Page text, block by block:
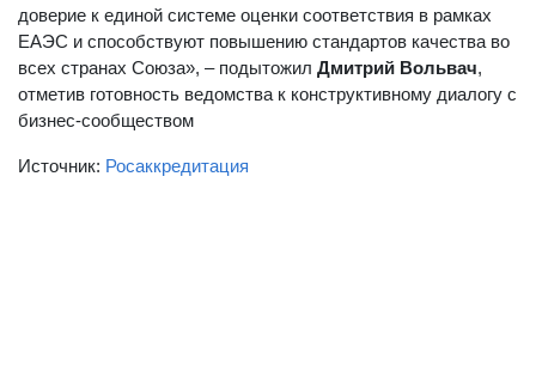
доверие к единой системе оценки соответствия в рамках
ЕАЭС и способствуют повышению стандартов качества во
всех странах Союза», – подытожил Дмитрий Вольвач,
отметив готовность ведомства к конструктивному диалогу с
бизнес-сообществом
Источник: Росаккредитация